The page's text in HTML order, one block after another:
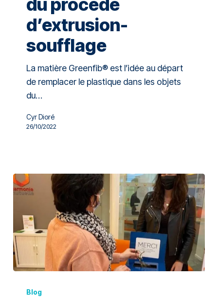
du procédé
d’extrusion-
soufflage
La matière Greenfib® est l’idée au départ
de remplacer le plastique dans les objets
du…
Cyr Dioré
26/10/2022
Blog